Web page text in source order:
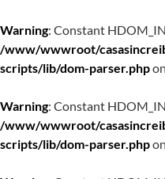
Warning: Constant
/www/wwwroot/
scripts/lib/dom-parser.php
Warning: Constant
/www/wwwroot/
scripts/lib/dom-parser.php